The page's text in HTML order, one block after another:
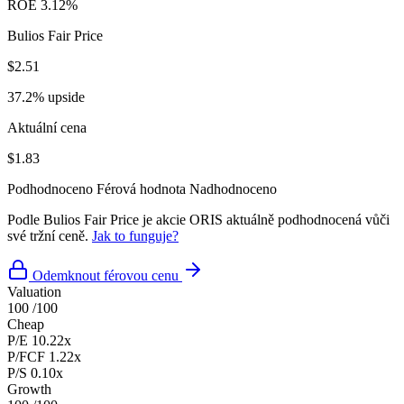
ROE 3.12%
Bulios Fair Price
$2.51
37.2% upside
Aktuální cena
$1.83
Podhodnoceno Férová hodnota Nadhodnoceno
Podle Bulios Fair Price je akcie ORIS aktuálně podhodnocená vůči
své tržní ceně. Jak to funguje?
Odemknout férovou cenu
Valuation
100 /100
Cheap
P/E 10.22x
P/FCF 1.22x
P/S 0.10x
Growth